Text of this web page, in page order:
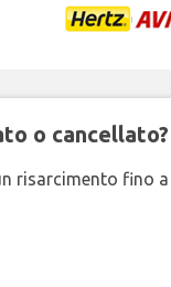
o cancellato?
risarcimento fino a